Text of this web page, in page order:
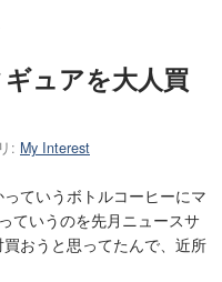
ュアを大人買
: My Interest
ていうボトルコーヒーにマ
ていうのを先月ニュースサ
おうと思ってたんで、近所